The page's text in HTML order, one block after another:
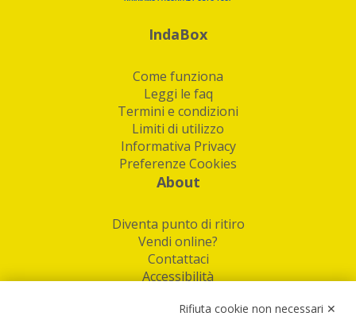
IndaBox
Come funziona
Leggi le faq
Termini e condizioni
Limiti di utilizzo
Informativa Privacy
Preferenze Cookies
About
Diventa punto di ritiro
Vendi online?
Contattaci
Accessibilità
Rifiuta cookie non necessari ✕